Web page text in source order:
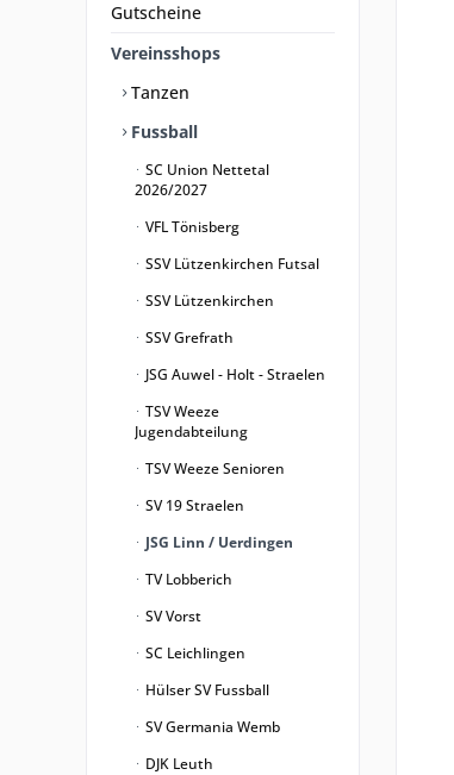
Gutscheine
Vereinsshops
Tanzen
Fussball
SC Union Nettetal
2026/2027
VFL Tönisberg
SSV Lützenkirchen Futsal
SSV Lützenkirchen
SSV Grefrath
JSG Auwel - Holt - Straelen
TSV Weeze
Jugendabteilung
TSV Weeze Senioren
SV 19 Straelen
JSG Linn / Uerdingen
TV Lobberich
SV Vorst
SC Leichlingen
Hülser SV Fussball
SV Germania Wemb
DJK Leuth